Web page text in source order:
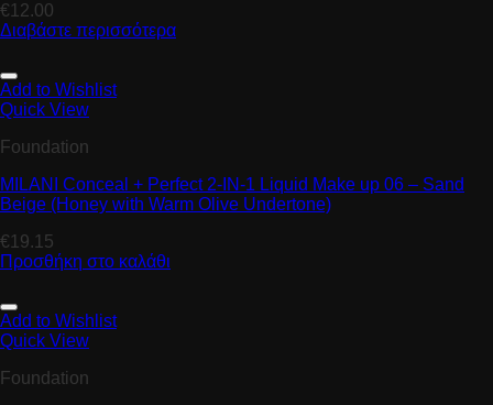
€12.00
Διαβάστε περισσότερα
Add to Wishlist
Quick View
Foundation
MILANI Conceal + Perfect 2-IN-1 Liquid Make up 06 – Sand
Beige (Honey with Warm Olive Undertone)
€19.15
Προσθήκη στο καλάθι
Add to Wishlist
Quick View
Foundation